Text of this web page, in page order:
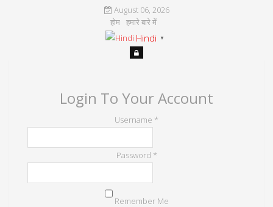
August 06, 2026
होम हमारे बारे में
Hindi ▼
Login To Your Account
Username *
Password *
Remember Me